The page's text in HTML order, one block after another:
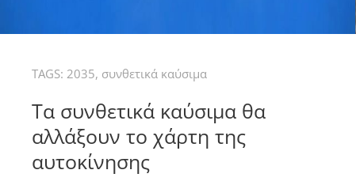
TAGS: 2035, συνθετικά καύσιμα
Τα συνθετικά καύσιμα θα
αλλάξουν το χάρτη της
αυτοκίνησης